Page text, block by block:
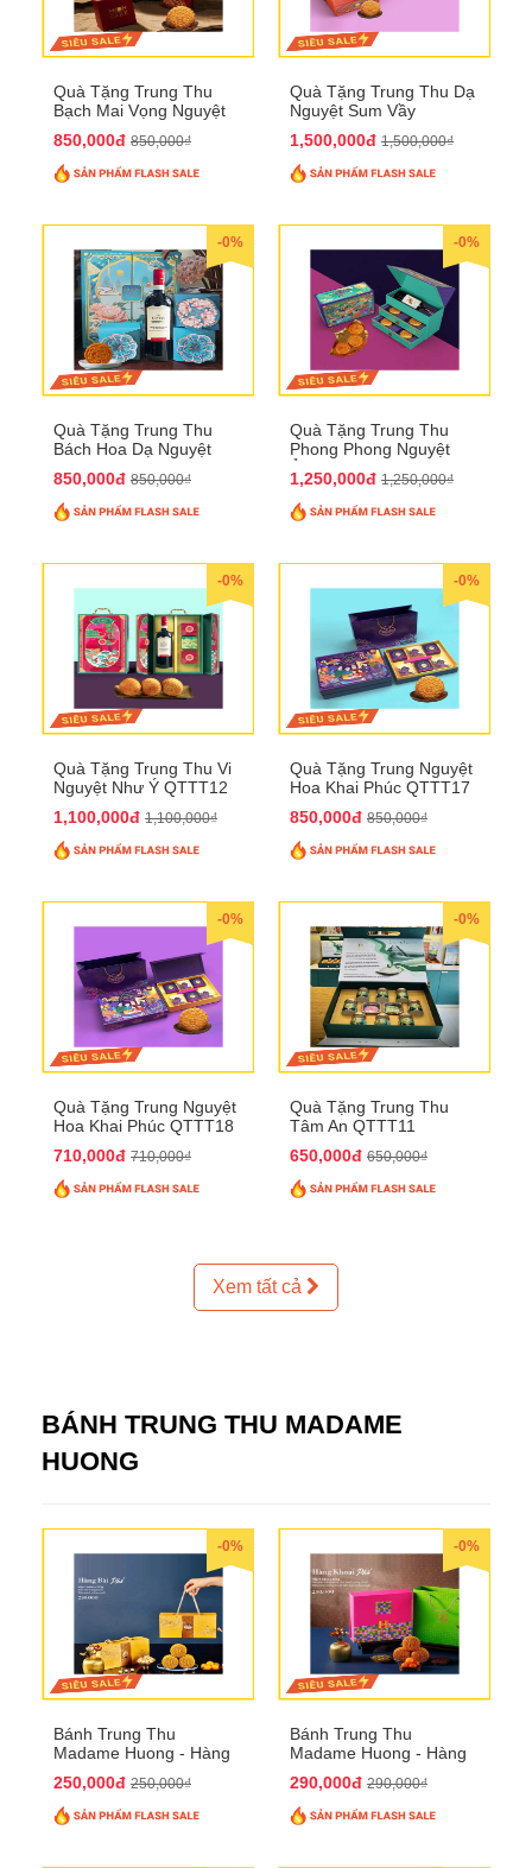
Quà Tặng Trung Thu
Bạch Mai Vọng Nguyệt
850,000đ 850,000₫
Quà Tặng Trung Thu Dạ
Nguyệt Sum Vầy
1,500,000đ 1,500,000₫
-0%
Quà Tặng Trung Thu
Bách Hoa Dạ Nguyệt
850,000đ 850,000₫
-0%
Quà Tặng Trung Thu
Phong Phong Nguyệt
1,250,000đ 1,250,000₫
-0%
Quà Tặng Trung Thu Vi
Nguyệt Như Ý QTTT12
1,100,000đ 1,100,000₫
-0%
Quà Tặng Trung Nguyệt
Hoa Khai Phúc QTTT17
850,000đ 850,000₫
-0%
Quà Tặng Trung Nguyệt
Hoa Khai Phúc QTTT18
710,000đ 710,000₫
-0%
Quà Tặng Trung Thu
Tâm An QTTT11
650,000đ 650,000₫
Xem tất cả
BÁNH TRUNG THU MADAME
HUONG
-0%
Bánh Trung Thu
Madame Huong - Hàng
250,000đ 250,000₫
-0%
Bánh Trung Thu
Madame Huong - Hàng
290,000đ 290,000₫